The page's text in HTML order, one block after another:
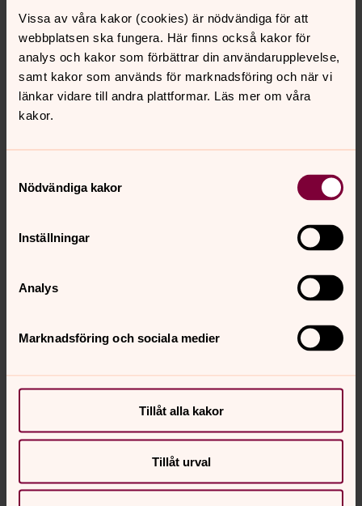
Vissa av våra kakor (cookies) är nödvändiga för att
webbplatsen ska fungera. Här finns också kakor för
analys och kakor som förbättrar din användarupplevelse,
samt kakor som används för marknadsföring och när vi
länkar vidare till andra plattformar. Läs mer om våra
kakor.
Nödvändiga kakor
Inställningar
Analys
Marknadsföring och sociala medier
Tillåt alla kakor
Tillåt urval
Det händer i Ersbodakyrkan
Häng med kompisar, lär dig mer om Bibeln och ät soppa.
Sjunger du helst i duschen, kom och sjung med oss
istället.
Ersbodakyrkan finns på
Facebook